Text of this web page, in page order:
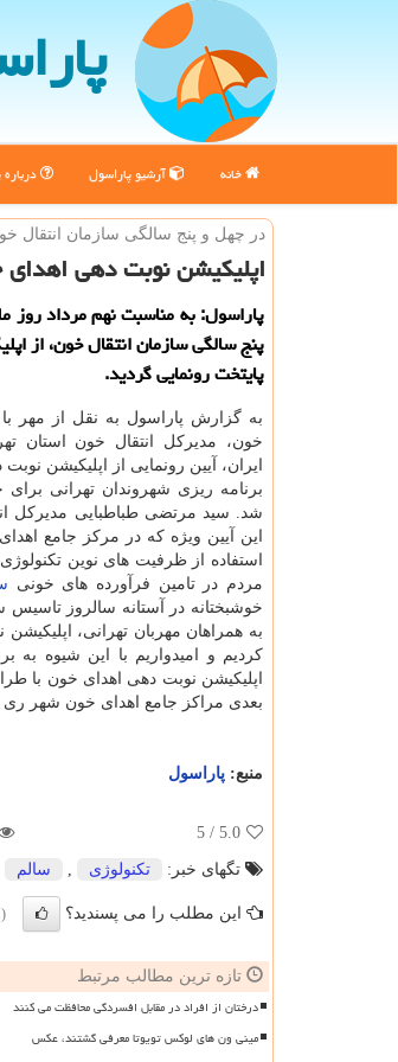
خانه آرشیو پاراسول
در چهل و پنج سالگی سازمان انتقال
اپلیكیشن نوبت دهی اهدای
پاراسول: به مناسبت نهم مرداد
پنج سالگی سازمان انتقال خون، از
پایتخت رونمایی گردید.
به گزارش پاراسول به نقل از مهر
خون، مدیركل انتقال خون استان
ایران، آیین رونمایی از اپلیكیشن
برنامه ریزی شهروندان تهرانی
شد. سید مرتضی طباطبایی مدیركل
این آیین ویژه كه در مركز جامع
استفاده از ظرفیت های نوین
مردم در تامین فرآورده های خونی
خوشبختانه در آستانه سالروز
به همراهان مهربان تهرانی،
كردیم و امیدواریم با این شیوه به
اپلیكیشن نوبت دهی اهدای خون با
بعدی مراكز جامع اهدای خون شهر ری
منبع: پاراسول
5.0
/ 5
تگهای خبر:
تكنولوژی سالم
این مطلب را می پسندید؟ (1)
تازه ترین مطالب مرتبط
درختان از افراد در مقابل افسردگی محافظت می کنند
مینی ون های لوکس تویوتا معرفی گشتند، عکس